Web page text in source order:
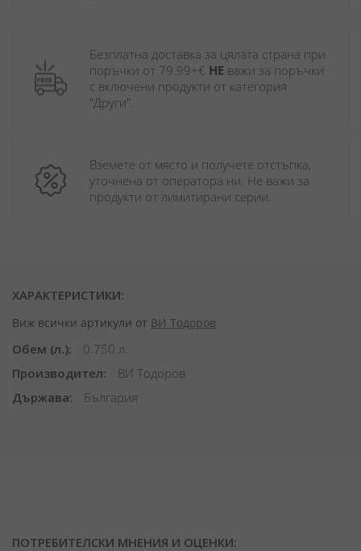
Безплатна доставка за цялата страна при
поръчки от 79.99+€ НЕ важи за поръчки
с включени продукти от категория
"Други".
Вземете от място и получете отстъпка,
уточнена от оператора ни. Не важи за
продукти от лимитирани серии.
ХАРАКТЕРИСТИКИ:
Виж всички артикули от ВИ Тодоров
Обем (л.)
0.750 л.
Производител
ВИ Тодоров
Държава
България
ПОТРЕБИТЕЛСКИ МНЕНИЯ И ОЦЕНКИ: